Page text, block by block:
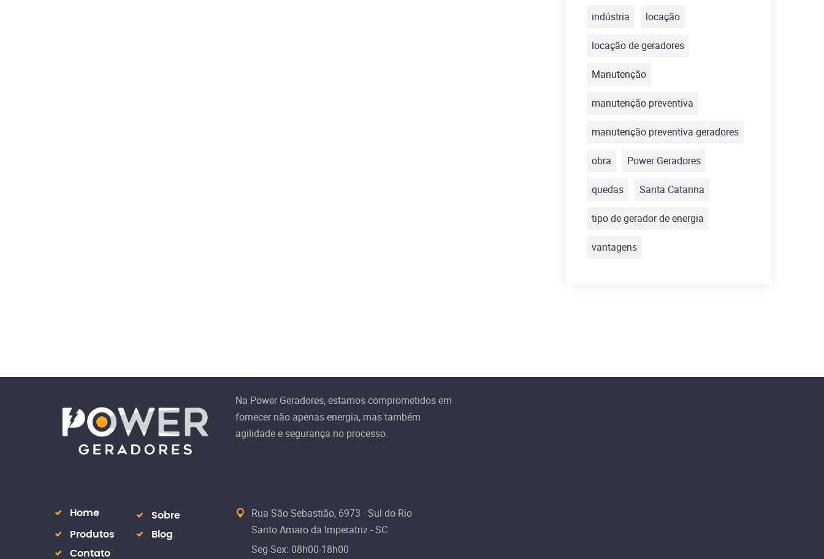
indústria locação
locação de geradores
Manutenção
manutenção preventiva
manutenção preventiva geradores
obra Power Geradores
quedas Santa Catarina
tipo de gerador de energia
vantagens
Na Power Geradores, estamos comprometidos em
fornecer não apenas energia, mas também
agilidade e segurança no processo.
Home
Sobre
Produtos
Blog
Contato
Rua São Sebastião, 6973 - Sul do Rio
Santo Amaro da Imperatriz - SC
Seg-Sex: 08h00-18h00